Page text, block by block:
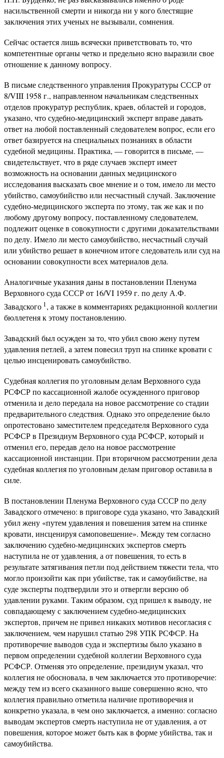
насильственной смерти и никогда ни у кого блестящие
заключения этих ученых не вызывали, сомнения.
Сейчас остается лишь всячески приветствовать то, что
компетентные органы четко и предельно ясно выразили свое
отношение к данному вопросу.
В письме следственного управления Прокуратуры СССР от
8/VIII 1958 г., направленном начальникам следственных
отделов прокуратур республик, краев, областей и городов,
указано, что судебно-медицинский эксперт вправе давать
ответ на любой поставленный следователем вопрос, если его
ответ базируется на специальных познаниях в области
судебной медицины. Практика, — говорится в письме, —
свидетельствует, что в ряде случаев эксперт имеет
возможность на основании данных медицинского
исследования высказать свое мнение и о том, имело ли место
убийство, самоубийство или несчастный случай. Заключение
судебно-медицинского эксперта по этому, так же как и по
любому другому вопросу, поставленному следователем,
подлежит оценке в совокупности с другими доказательствами
по делу. Имело ли место самоубийство, несчастный случай
или убийство решает в конечном итоге следователь или суд на
основании совокупности всех материалов дела.
Аналогичные указания даны в постановлении Пленума
Верховного суда СССР от 16/VI 1959 г. по делу А.Ф.
Завадского 1, а также в комментариях редакционной коллегии
бюллетеня к этому постановлению.
Завадский был осужден за то, что убил свою жену путем
удавления петлей, а затем повесил труп на спинке кровати с
целью инсценировать самоубийство.
Судебная коллегия по уголовным делам Верховного суда
РСФСР по кассационной жалобе осужденного приговор
отменила и дело передала на новое рассмотрение со стадии
предварительного следствия. Однако это определение было
опротестовано заместителем председателя Верховного суда
РСФСР в Президиум Верховного суда РСФСР, который и
отменил его, передав дело на новое рассмотрение
кассационной инстанции. При вторичном рассмотрении дела
судебная коллегия по уголовным делам приговор оставила в
силе.
В постановлении Пленума Верховного суда СССР по делу
Завадского отмечено: в приговоре суда указано, что Завадский
убил жену «путем удавления и повешения затем на спинке
кровати, инсценируя самоповешение». Между тем согласно
заключению судебно-медицинских экспертов смерть
наступила не от удавления, а от повешения, то есть в
результате затягивания петли под действием тяжести тела, что
могло произойти как при убийстве, так и самоубийстве, на
суде эксперты подтвердили это и отвергли версию об
удавлении руками. Таким образом, суд пришел к выводу, не
совпадающему с заключением судебно-медицинских
экспертов, причем не привел никаких мотивов несогласия с
заключением, чем нарушил статью 298 УПК РСФСР. На
противоречие выводов суда и экспертизы было указано в
первом определении судебной коллегии Верховного суда
РСФСР. Отменяя это определение, президиум указал, что
коллегия не обосновала, в чем заключается это противоречие:
между тем из всего сказанного выше совершенно ясно, что
коллегия правильно отметила наличие противоречия и
конкретно указала, в чем оно заключается, а именно: согласно
выводам экспертов смерть наступила не от удавления, а от
повешения, которое может быть как в форме убийства, так и
самоубийства.